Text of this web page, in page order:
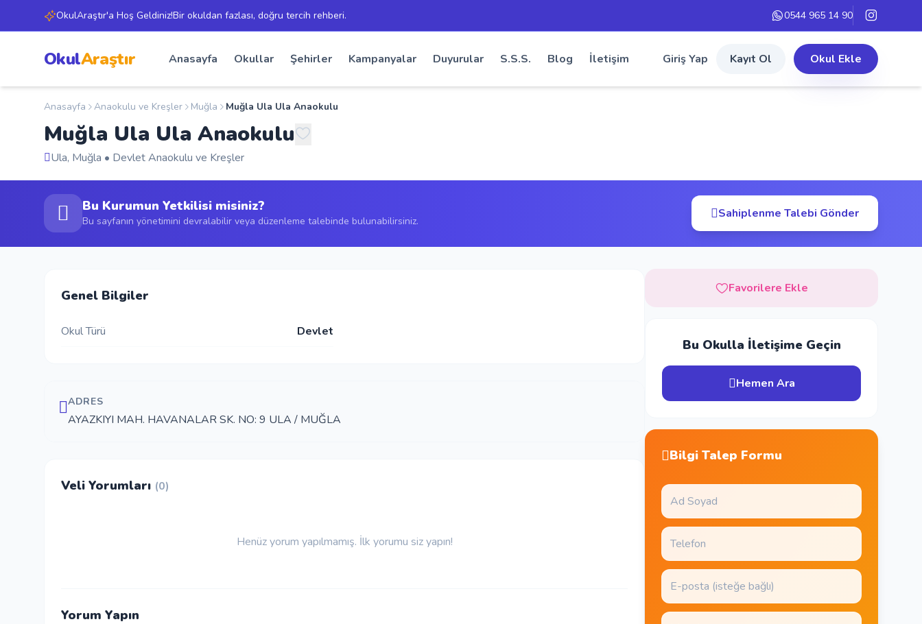
OkulAraştır'a Hoş Geldiniz!Bir okuldan fazlası, doğru tercih rehberi. 0544 965 14 90
OkulAraştır Anasayfa Okullar Şehirler Kampanyalar Duyurular S.S.S. Blog İletişim Giriş Yap Kayıt Ol Okul Ekle
Anasayfa Anaokulu ve Kreşler Muğla Muğla Ula Ula Anaokulu
Muğla Ula Ula Anaokulu
Ula, Muğla • Devlet Anaokulu ve Kreşler
Bu Kurumun Yetkilisi misiniz?
Bu sayfanın yönetimini devralabilir veya düzenleme talebinde bulunabilirsiniz.
Sahiplenme Talebi Gönder
Genel Bilgiler
Okul Türü Devlet
ADRES
AYAZKIYI MAH. HAVANALAR SK. NO: 9 ULA / MUĞLA
Veli Yorumları (0)
Henüz yorum yapılmamış. İlk yorumu siz yapın!
Yorum Yapın
Favorilere Ekle
Bu Okulla İletişime Geçin
Hemen Ara
Bilgi Talep Formu